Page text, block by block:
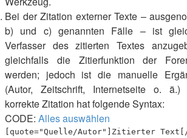
Bei der Zitation externer Texte –
b) und c) genannten Fälle – ist
Verfasser des zitierten Textes
gleichfalls die Zitierfunktion der
werden; jedoch ist die manuelle
(Autor, Zeitschrift, Internetseite o. ä.)
korrekte Zitation hat folgende Syntax:
CODE: Alles auswählen
[quote="Quelle/Autor"]Zitierter Text[/